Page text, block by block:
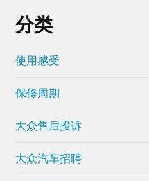
分类
使用感受
保修周期
大众售后投诉
大众汽车招聘